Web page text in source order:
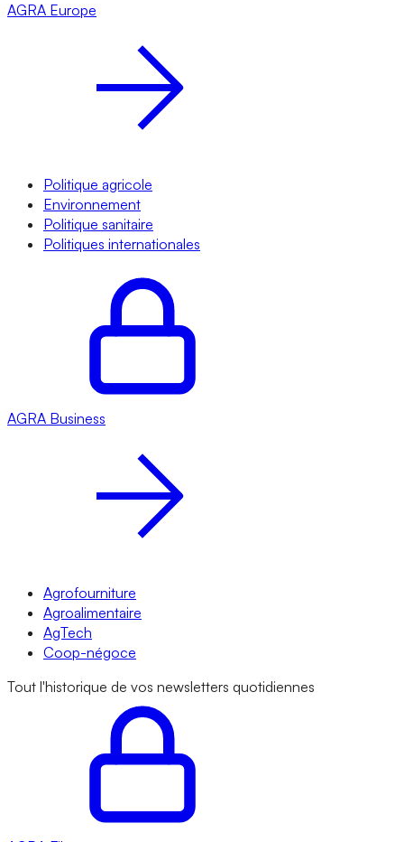
AGRA Europe
Politique agricole
Environnement
Politique sanitaire
Politiques internationales
AGRA Business
Agrofourniture
Agroalimentaire
AgTech
Coop-négoce
Tout l'historique de vos newsletters quotidiennes